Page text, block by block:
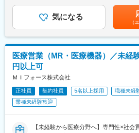
・全員未経験入社！同期とスタートでき
・配属後もマネージャーや先輩MRが成
■手厚い福利厚生
・外勤手当（1日1,500円）
・社宅制度（家賃60％会社負担）※条件
・転勤時の引越し費用負担
・単身赴任手当／帰省補助
研修終了後は各製薬メーカーのプロジ
クラクトMR』。配属期間は平均2～3年
■年齢も経験も多様な人財が活躍
シミック・イニジオはほぼ全員が中途
バックグラウンドを持ち、その経験を
社員の年齢分布も幅広く、20代～60代
の経験の多様性は、変革期にある製薬業
業を支える重要な要素です。
■人財育成への積極投資
シミック・イニジオにとってサービス
です。
そのため人財育成・能力開発は重要施策
でなく、変化する時代に対応するビジ
を全額支給 ■賞与年2回（昨年度実績4.2
全国勤務が可能な方は、初回給与時に
はあくまでも目安の金額であり、選考を
あります。月給(月額)は固定手当を含め
気になる
（
医療営業（MR・医療機器）／未経
円以上可
ＭＩフォース株式会社
正社員 契約社員 5名以上採用
職種未経
業種未経験歓迎
【未経験から医療分野へ】専門性×社会